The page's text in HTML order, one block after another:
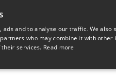
Classic Long Sleeve
ads and to analyse our traffic. We
who may combine it with
services. Read more